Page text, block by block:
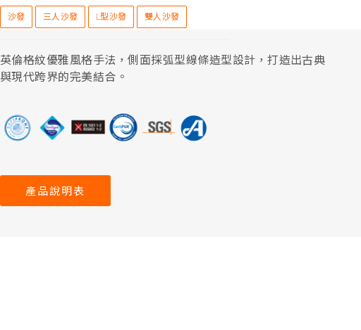
沙發 三人沙發 L型沙發 雙人沙發
英倫格紋優雅風格手法，側面採弧型線條造型設計，打造出古典
與現代跨界的完美結合。
產品說明表